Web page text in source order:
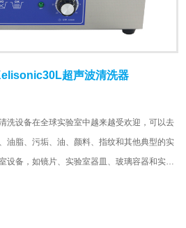
超声波清洗器
洗设备在全球实验室中越来越受欢迎，可以去
油脂、污垢、油、颜料、指纹和其他典型的实
设备，如镜片、实验室器皿、玻璃容器和实验